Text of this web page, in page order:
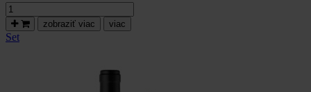
množstvo
Liora
cuveé,
biele
zobraziť viac viac
Set